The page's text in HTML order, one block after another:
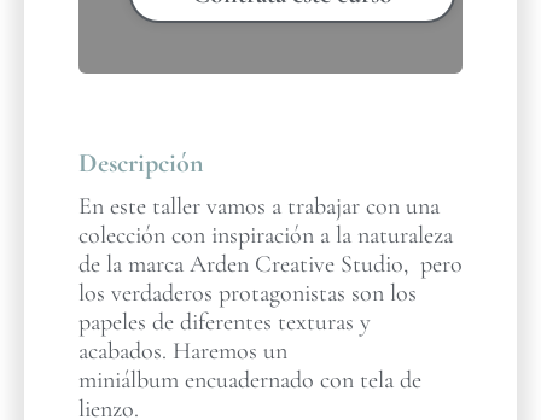
Descripción
En este taller vamos a trabajar con una
colección con inspiración a la naturaleza
de la marca Arden Creative Studio, pero
los verdaderos protagonistas son los
papeles de diferentes texturas y
acabados. Haremos un
miniálbum encuadernado con tela de
lienzo.